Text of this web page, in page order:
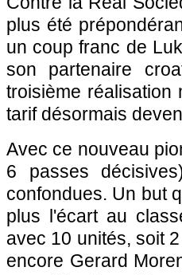
plus été
un coup franc de
son partenaire
troisième réalisation
tarif désormais
Avec ce nouveau
6 passes
confondues. Un but
plus l'écart au
avec 10 unités, soit
encore Gerard